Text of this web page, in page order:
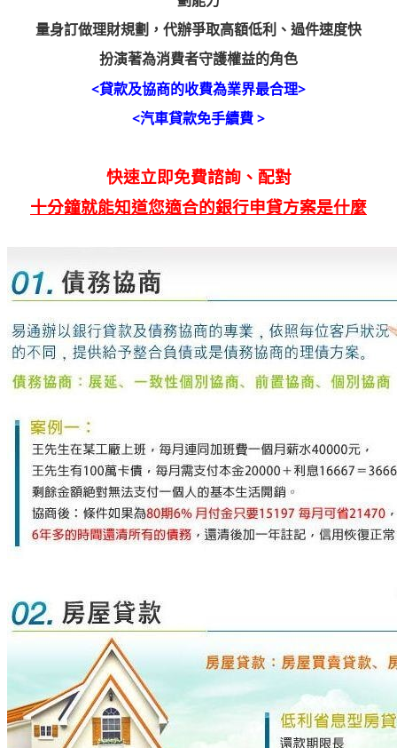
量身訂做理財規劃，代辦爭取高額低利、過件速度快
扮演著為消費者守護權益的角色
<貸款及協商的收費為業界最合理>
<汽車貸款免手續費 >
快速立即免費諮詢、配對
十分鐘就能知道您適合的銀行申貸方案是什麼